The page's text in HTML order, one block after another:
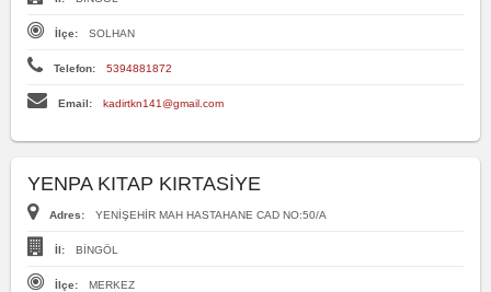
İlçe: SOLHAN
Telefon: 5394881872
Email: kadirtkn141@gmail.com
YENPA KITAP KIRTASİYE
Adres: YENİŞEHİR MAH HASTAHANE CAD NO:50/A
İl: BİNGÖL
İlçe: MERKEZ